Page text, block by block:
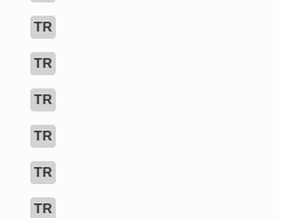
TR
TR
TR
TR
TR
TR